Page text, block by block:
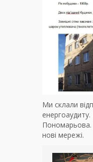
Ми склали
Пономарьова.
нові мережі.